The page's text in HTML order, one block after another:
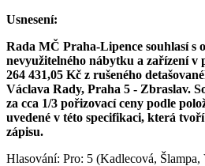
Usnesení:
Rada MČ Praha-Lipence souhlasí s
nevyužitelného nábytku a zařízení v
264 431,05 Kč z rušeného
Václava Rady, Praha 5 - Zbraslav.
za cca 1/3 pořizovací ceny podle
uvedené v této specifikaci, která
zápisu.
Hlasování: Pro: 5 (Kadlecová,